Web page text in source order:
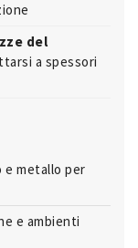
del
a spessori
metallo per
e ambienti